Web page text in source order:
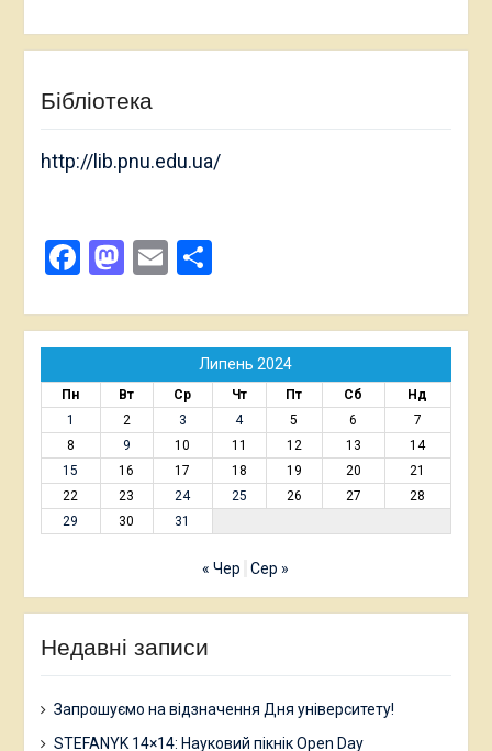
Бібліотека
http://lib.pnu.edu.ua/
Facebook
Mastodon
EmailПоділитися
Липень 2024
Пн Вт Ср Чт Пт Сб
Нд
1
2 3 4 5 6
7
8
9 10 11 12 13
14
15
16 17 18 19 20
21
22
23 24 25 26 27
28
29
30 31
« Чер Сер »
Недавні записи
Запрошуємо на відзначення Дня університету!
STEFANYK 14×14: Науковий пікнік Open Day